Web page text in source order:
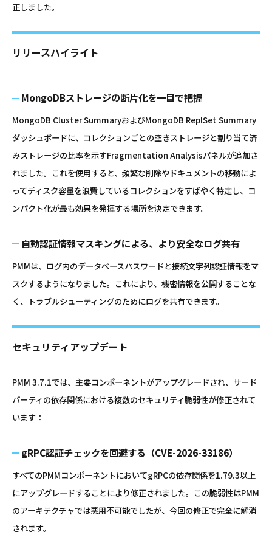
正しました。
リリースハイライト
MongoDBストレージの断片化を一目で把握
MongoDB Cluster SummaryおよびMongoDB ReplSet Summary
ダッシュボードに、コレクションごとの空きストレージと割り当て済
みストレージの比率を示すFragmentation Analysisパネルが追加さ
れました。これを使用すると、頻繁な削除やドキュメントの移動によ
ってディスク容量を浪費しているコレクションをすばやく特定し、コ
ンパクト化が最も効果を発揮する場所を決定できます。
自動認証情報マスキングによる、より安全なログ共有
PMMは、ログ内のデータベースパスワードと接続文字列認証情報をマ
スクするようになりました。これにより、機密情報を公開することな
く、トラブルシューティングのためにログを共有できます。
セキュリティアップデート
PMM 3.7.1では、主要コンポーネントがアップグレードされ、サード
パーティの依存関係における複数のセキュリティ脆弱性が修正されて
います：
gRPC認証チェックを回避する（CVE-2026-33186）
すべてのPMMコンポーネントにおいてgRPCの依存関係を1.79.3以上
にアップグレードすることにより修正されました。この脆弱性はPMM
のアーキテクチャでは悪用不可能でしたが、今回の修正で完全に解消
されます。